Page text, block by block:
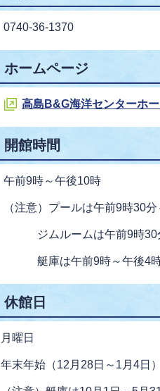
0740-36-1370
ホームページ
高島B&G海洋センターホ
開館時間
午前9時～午後10時
（注意）プールは午前9時30分
ジムルームは午前9時30分
艇庫は午前9時～午後4時
休館日
月曜日
年末年始（12月28日～1月4日）